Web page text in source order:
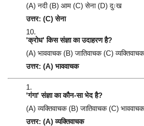
(A) नदी (B) आम (C) सेना (D) दुःख
उत्तर: (C) सेना
'क्रोध' किस संज्ञा का उदाहरण है?
(A) भाववाचक (B) जातिवाचक (C)
उत्तर: (A) भाववाचक
'गंगा' संज्ञा का कौन-सा भेद है?
(A) व्यक्तिवाचक (B) जातिवाचक (C)
उत्तर: (A) व्यक्तिवाचक